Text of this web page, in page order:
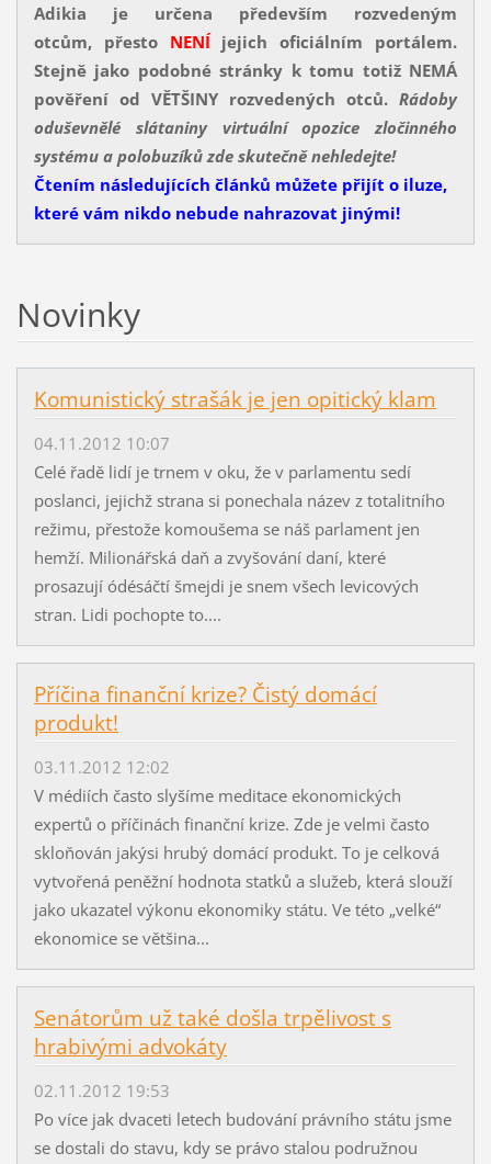
Adikia je určena především rozvedeným
otcům, přesto
NENÍjejich oficiálním portálem.
Stejně jako podobné stránky k tomu totiž NEMÁ
pověření od VĚTŠINY rozvedených otců.Rádoby
oduševnělé slátaniny virtuální opozice zločinného
systému a polobuzíků zde skutečně nehledejte!
Čtením následujících článků můžete přijít o iluze,
které vám nikdo nebude nahrazovat jinými!
Novinky
Komunistický strašák je jen opitický klam
04.11.2012 10:07
Celé řadě lidí je trnem v oku, že v parlamentu sedí
poslanci, jejichž strana si ponechala název z totalitního
režimu, přestože komoušema se náš parlament jen
hemží. Milionářská daň a zvyšování daní, které
prosazují ódésáčtí šmejdi je snem všech levicových
stran. Lidi pochopte to....
Příčina finanční krize? Čistý domácí
produkt!
03.11.2012 12:02
V médiích často slyšíme meditace ekonomických
expertů o příčinách finanční krize. Zde je velmi často
skloňován jakýsi hrubý domácí produkt. To je celková
vytvořená peněžní hodnota statků a služeb, která slouží
jako ukazatel výkonu ekonomiky státu. Ve této „velké“
ekonomice se většina...
Senátorům už také došla trpělivost s
hrabivými advokáty
02.11.2012 19:53
Po více jak dvaceti letech budování právního státu jsme
se dostali do stavu, kdy se právo stalou podružnou